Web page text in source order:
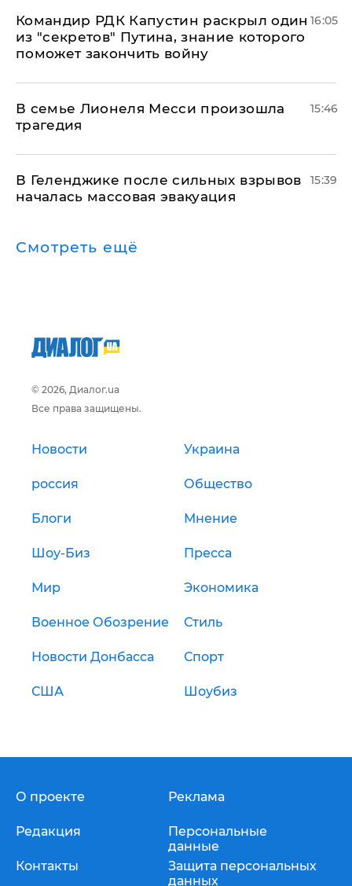
Командир РДК Капустин раскрыл один
из "секретов" Путина, знание которого
поможет закончить войну
16:05
В семье Лионеля Месси произошла
трагедия
15:46
В Геленджике после сильных взрывов
началась массовая эвакуация
15:39
Смотреть ещё
© 2026, Диалог.ua
Все права защищены.
Новости Украина
россия Общество
Блоги Мнение
Шоу-Биз Пресса
Мир Экономика
Военное Обозрение Стиль
Новости Донбасса Спорт
США Шоубиз
О проекте
Редакция
Контакты
Реклама
Персональные
данные
Защита персональных
данных